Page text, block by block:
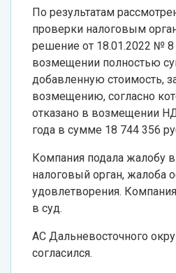
По результатам
проверки налоговым
решение от 18.01.2022 № 8
возмещении полностью
добавленную стоимость,
возмещению, согласно
отказано в возмещении
года в сумме 18 744 356
Компания подала жалобу
налоговый орган, жалоба
удовлетворения.
в суд.
АС Дальневосточного
согласился.